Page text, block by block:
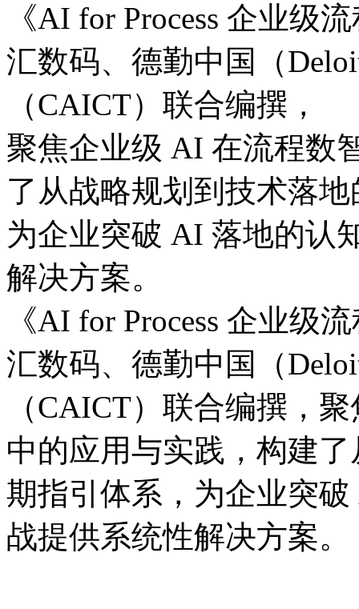
《AI for Process 企业级
汇数码、德勤中国（
（CAICT）联合编撰，
聚焦企业级 AI 在流程数智
了从战略规划到技术落地
为企业突破 AI 落地的认
解决方案。
《AI for Process 企业级
汇数码、德勤中国（
（CAICT）联合编撰
中的应用与实践，构
期指引体系，为企业突
战提供系统性解决方案。